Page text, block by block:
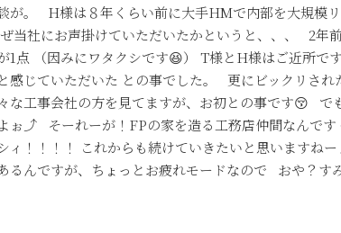
が。 H様は８年くらい前に大手HMで内部を大規模
当社にお声掛けていただいたかというと、、、 2年
1点 （因みにワタクシです😆） T様とH様はご近所で
感じていただいた との事でした。 更にビックリされ
な工事会社の方を見てますが、お初との事です😚 で
ぉ⤴ そーれーが！FPの家を造る工務店仲間なん
！！！！ これからも続けていきたいと思いますね
るんですが、ちょっとお疲れモードなので おや？す